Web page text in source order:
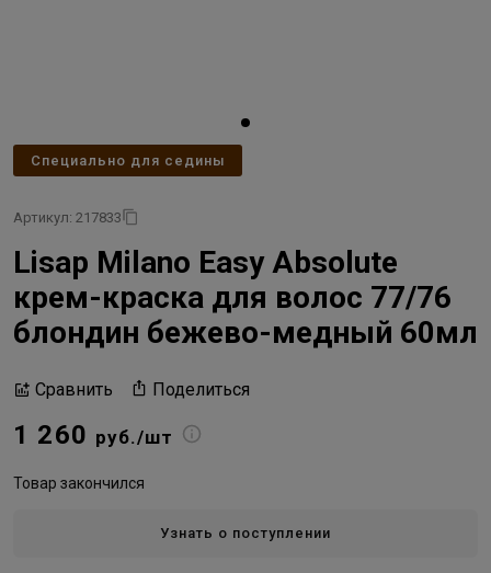
Специально для седины
Артикул: 217833
Lisap Milano Easy Absolute
крем-краска для волос 77/76
блондин бежево-медный 60мл
Сравнить Поделиться
1 260 руб./шт
Товар закончился
Узнать о поступлении